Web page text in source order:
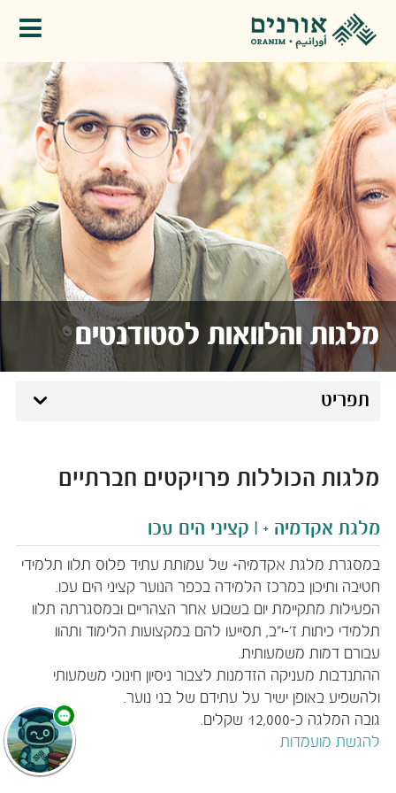
מלגות והלוואות לסטודנטים
תפריט
מלגות הכוללות פרויקטים חברתיים
מלגת אקדמיה + | קציני הים עכו​ ​​ ​ ​
במסגרת מלגת אקדמיה+ של עמותת עתיד פלוס תלוו תלמידי
חטיבה ותיכון במרכז הלמידה בכפר הנוער קציני הים עכו.
הפעילות מתקיימת יום בשבוע אחר הצהריים ובמסגרתה תלוו
תלמידי כיתות ז'-י"ב, תסייעו להם במקצועות הלימוד ותהוו
עבורם דמות משמעותית.
ההתנדבות מעניקה הזדמנות לצבור ניסיון חינוכי משמעותי
ולהשפיע באופן ישיר על עתידם של בני נוער.
גובה המלגה כ-12,000 שקלים.
להגשת מועמדות